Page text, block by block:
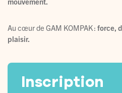
Au cœur de GAM KOMPAK : force,
plaisir.
Inscription